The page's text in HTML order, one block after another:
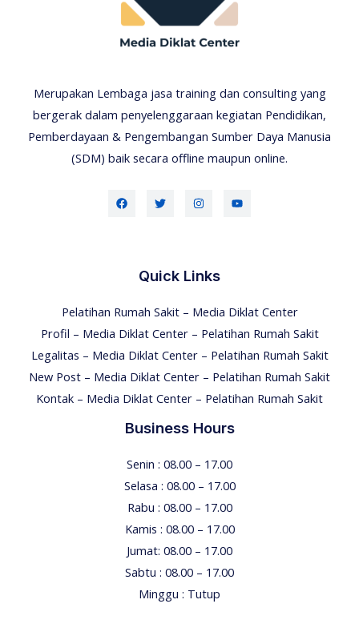
Merupakan Lembaga jasa training dan consulting yang
bergerak dalam penyelenggaraan kegiatan Pendidikan,
Pemberdayaan & Pengembangan Sumber Daya Manusia
(SDM) baik secara offline maupun online.
Quick Links
Pelatihan Rumah Sakit – Media Diklat Center
Profil – Media Diklat Center – Pelatihan Rumah Sakit
Legalitas – Media Diklat Center – Pelatihan Rumah Sakit
New Post – Media Diklat Center – Pelatihan Rumah Sakit
Kontak – Media Diklat Center – Pelatihan Rumah Sakit
Business Hours
Senin : 08.00 – 17.00
Selasa : 08.00 – 17.00
Rabu : 08.00 – 17.00
Kamis : 08.00 – 17.00
Jumat: 08.00 – 17.00
Sabtu : 08.00 – 17.00
Minggu : Tutup